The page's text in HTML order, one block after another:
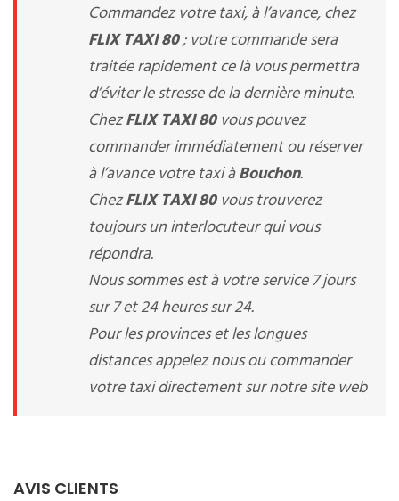
Commandez votre taxi, à l’avance, chez
FLIX TAXI 80; votre commande sera
traitée rapidement ce là vous permettra
d’éviter le stresse de la dernière minute.
ChezFLIX TAXI 80vous pouvez
commander immédiatement ou réserver
à l’avance votre taxi àBouchon.
ChezFLIX TAXI 80vous trouverez
toujours un interlocuteur qui vous
répondra.
Nous sommes est à votre service 7 jours
sur 7 et 24 heures sur 24.
Pour les provinces et les longues
distances appelez nous ou commander
votre taxi directement sur notre site web
AVIS CLIENTS